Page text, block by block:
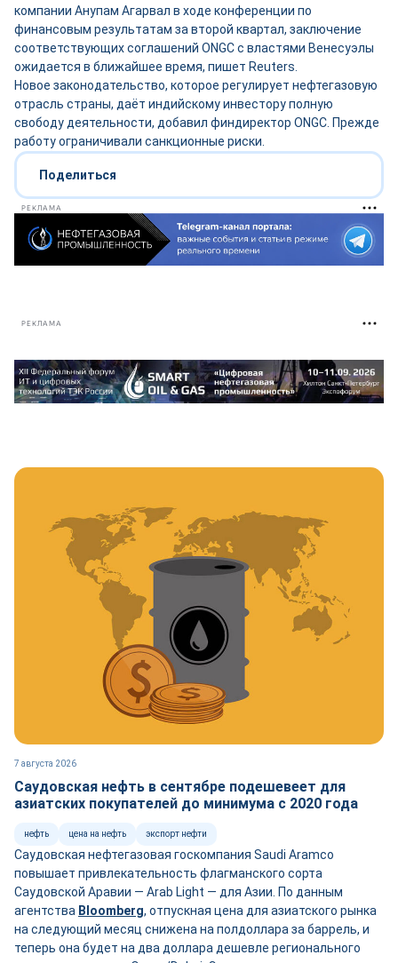
компании Анупам Агарвал в ходе конференции по
финансовым результатам за второй квартал, заключение
соответствующих соглашений ONGC с властями Венесуэлы
ожидается в ближайшее время, пишет Reuters.
Новое законодательство, которое регулирует нефтегазовую
отрасль страны, даёт индийскому инвестору полную
свободу деятельности, добавил финдиректор ONGC. Прежде
работу ограничивали санкционные риски.
Поделиться
РЕКЛАМА
РЕКЛАМА
7 августа 2026
Саудовская нефть в сентябре подешевеет для
азиатских покупателей до минимума с 2020 года
нефть цена на нефть экспорт нефти
Саудовская нефтегазовая госкомпания Saudi Aramco
повышает привлекательность флагманского сорта
Саудовской Аравии — Arab Light — для Азии. По данным
агентства Bloomberg, отпускная цена для азиатского рынка
на следующий месяц снижена на полдоллара за баррель, и
теперь она будет на два доллара дешевле регионального